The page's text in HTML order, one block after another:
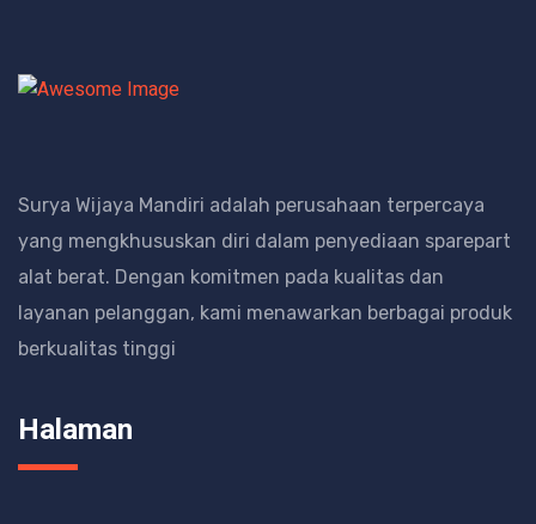
Surya Wijaya Mandiri adalah perusahaan terpercaya
yang mengkhususkan diri dalam penyediaan sparepart
alat berat. Dengan komitmen pada kualitas dan
layanan pelanggan, kami menawarkan berbagai produk
berkualitas tinggi
Halaman